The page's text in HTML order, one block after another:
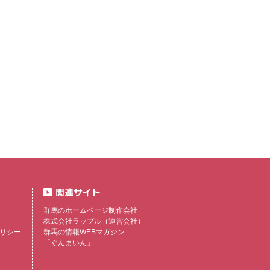
シー
群馬のホームページ制作会社
株式会社ラップル （運営会社）
群馬の情報WEBマガジン
「ぐんまいん」